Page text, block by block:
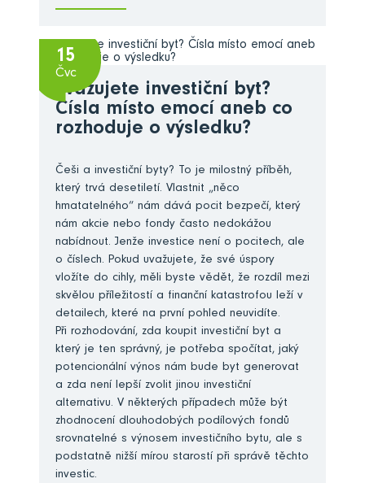
15
Čvc
Zvažujete investiční byt?
Čísla místo emocí aneb co
rozhoduje o výsledku?
Češi a investiční byty? To je milostný příběh,
který trvá desetiletí. Vlastnit „něco
hmatatelného“ nám dává pocit bezpečí, který
nám akcie nebo fondy často nedokážou
nabídnout. Jenže investice není o pocitech, ale
o číslech. Pokud uvažujete, že své úspory
vložíte do cihly, měli byste vědět, že rozdíl mezi
skvělou příležitostí a finanční katastrofou leží v
detailech, které na první pohled neuvidíte.
Při rozhodování, zda koupit investiční byt a
který je ten správný, je potřeba spočítat, jaký
potencionální výnos nám bude byt generovat
a zda není lepší zvolit jinou investiční
alternativu. V některých případech může být
zhodnocení dlouhodobých podílových fondů
srovnatelné s výnosem investičního bytu, ale s
podstatně nižší mírou starostí při správě těchto
investic.